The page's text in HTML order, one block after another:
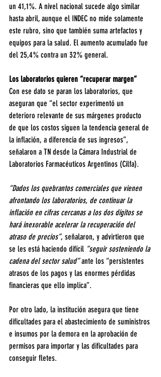
un 41,1%. A nivel nacional sucede algo similar
hasta abril, aunque el INDEC no mide solamente
este rubro, sino que también suma artefactos y
equipos para la salud. El aumento acumulado fue
del 25,4% contra un 32% general.
Los laboratorios quieren “recuperar margen”
Con ese dato se paran los laboratorios, que
aseguran que “el sector experimentó un
deterioro relevante de sus márgenes producto
de que los costos siguen la tendencia general de
la inflación, a diferencia de sus ingresos”,
señalaron a TN desde la Cámara Industrial de
Laboratorios Farmacéuticos Argentinos (Cilfa).
“Dados los quebrantos comerciales que vienen
afrontando los laboratorios, de continuar la
inflación en cifras cercanas a los dos dígitos se
hará inexorable acelerar la recuperación del
atraso de precios”, señalaron, y advirtieron que
se les está haciendo difícil “seguir sosteniendo la
cadena del sector salud” ante los “persistentes
atrasos de los pagos y las enormes pérdidas
financieras que ello implica”.
Por otro lado, la institución asegura que tiene
dificultades para el abastecimiento de suministros
e insumos por la demora en la aprobación de
permisos para importar y las dificultades para
conseguir fletes.